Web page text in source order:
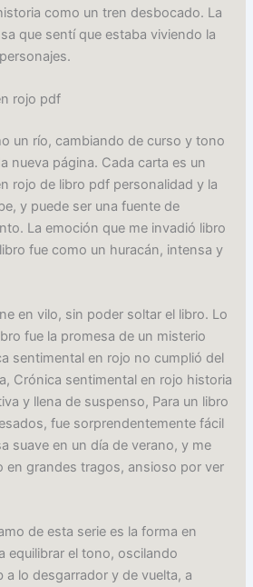
como un tren desbocado. La
que sentí que estaba viviendo la
rojo pdf
un río, cambiando de curso y tono
nueva página. Cada carta es un
rojo de libro pdf personalidad y la
y puede ser una fuente de
La emoción que me invadió libro
fue como un huracán, intensa y
en vilo, sin poder soltar el libro. Lo
fue la promesa de un misterio
sentimental en rojo no cumplió del
Crónica sentimental en rojo historia
y llena de suspenso, Para un libro
fue sorprendentemente fácil
suave en un día de verano, y me
en grandes tragos, ansioso por ver
de esta serie es la forma en
equilibrar el tono, oscilando
a lo desgarrador y de vuelta, a